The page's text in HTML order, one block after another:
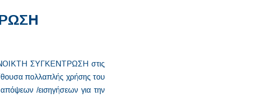
ΣΥΓΚΕΝΤΡΩΣΗ στις
πολλαπλής χρήσης του
/εισηγήσεων για την